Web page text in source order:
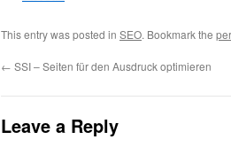
This entry was posted in SEO. Bookmark the
← SSI – Seiten für den Ausdruck optimieren
Leave a Reply